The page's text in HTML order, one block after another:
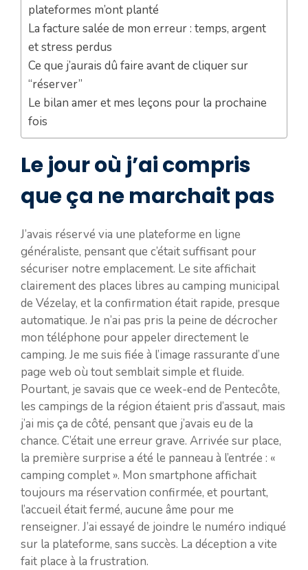
plateformes m’ont planté
La facture salée de mon erreur : temps, argent
et stress perdus
Ce que j’aurais dû faire avant de cliquer sur
“réserver”
Le bilan amer et mes leçons pour la prochaine
fois
Le jour où j’ai compris
que ça ne marchait pas
J’avais réservé via une plateforme en ligne
généraliste, pensant que c’était suffisant pour
sécuriser notre emplacement. Le site affichait
clairement des places libres au camping municipal
de Vézelay, et la confirmation était rapide, presque
automatique. Je n’ai pas pris la peine de décrocher
mon téléphone pour appeler directement le
camping. Je me suis fiée à l’image rassurante d’une
page web où tout semblait simple et fluide.
Pourtant, je savais que ce week-end de Pentecôte,
les campings de la région étaient pris d’assaut, mais
j’ai mis ça de côté, pensant que j’avais eu de la
chance. C’était une erreur grave. Arrivée sur place,
la première surprise a été le panneau à l’entrée : «
camping complet ». Mon smartphone affichait
toujours ma réservation confirmée, et pourtant,
l’accueil était fermé, aucune âme pour me
renseigner. J’ai essayé de joindre le numéro indiqué
sur la plateforme, sans succès. La déception a vite
fait place à la frustration.